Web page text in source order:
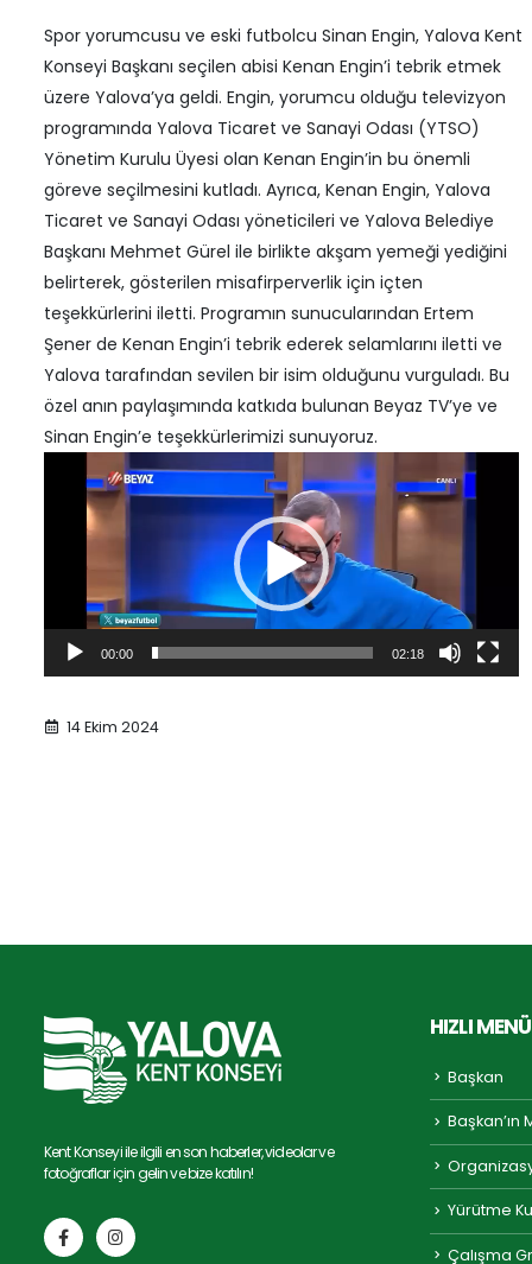
Spor yorumcusu ve eski futbolcu Sinan Engin, Yalova Kent
Konseyi Başkanı seçilen abisi Kenan Engin’i tebrik etmek
üzere Yalova’ya geldi. Engin, yorumcu olduğu televizyon
programında Yalova Ticaret ve Sanayi Odası (YTSO)
Yönetim Kurulu Üyesi olan Kenan Engin’in bu önemli
göreve seçilmesini kutladı. Ayrıca, Kenan Engin, Yalova
Ticaret ve Sanayi Odası yöneticileri ve Yalova Belediye
Başkanı Mehmet Gürel ile birlikte akşam yemeği yediğini
belirterek, gösterilen misafirperverlik için içten
teşekkürlerini iletti. Programın sunucularından Ertem
Şener de Kenan Engin’i tebrik ederek selamlarını iletti ve
Yalova tarafından sevilen bir isim olduğunu vurguladı. Bu
özel anın paylaşımında katkıda bulunan Beyaz TV’ye ve
Sinan Engin’e teşekkürlerimizi sunuyoruz.
oynatıcı
00:00 02:18
14 Ekim 2024
Kent Konseyi ile ilgili en son haberler, videolar ve
fotoğraflar için gelin ve bize katılın!
HIZLI MENÜ
Başkan
Başkan’ın
Yürütme
Çalışma